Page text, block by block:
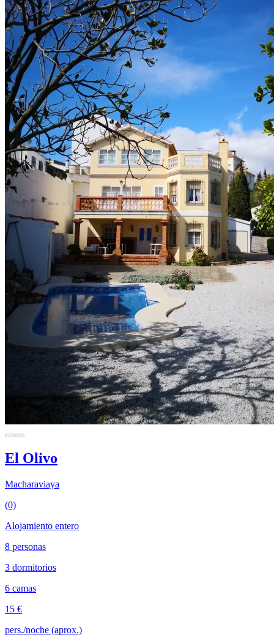
El Olivo
Macharaviaya
(0)
Alojamiento entero
8 personas
3 dormitorios
6 camas
15 €
pers./noche (aprox.)